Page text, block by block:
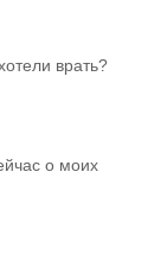
врать?
о моих